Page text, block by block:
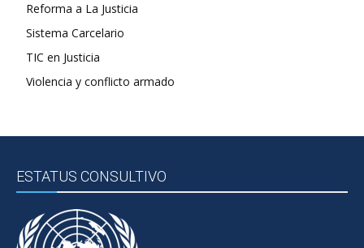
Reforma a La Justicia
Sistema Carcelario
TIC en Justicia
Violencia y conflicto armado
ESTATUS CONSULTIVO